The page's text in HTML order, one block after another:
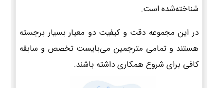
شناخته‌شده است.
در این مجموعه دقت و کیفیت دو معیار بسیار برجسته
هستند و تمامی مترجمین می‌بایست تخصص و سابقه
کافی برای شروع همکاری داشته باشند.